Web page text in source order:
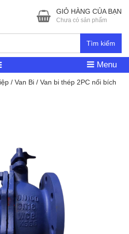
Tìm kiếm
GIỎ HÀNG CỦA BẠN
Chưa có sản phẩm
Menu
/ Van Bi / Van bi thép 2PC nối bích